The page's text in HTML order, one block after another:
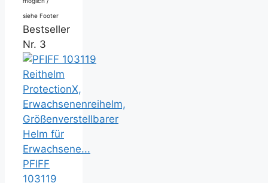
siehe Footer
Bestseller
Nr. 3
PFIFF
103119